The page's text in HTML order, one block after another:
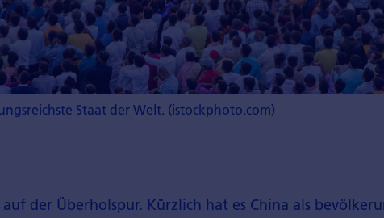
Staat der Welt. (istockphoto.com)
der Überholspur. Kürzlich hat es China als